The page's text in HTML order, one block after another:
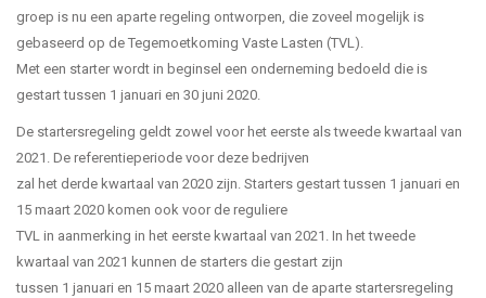
groep is nu een aparte regeling ontworpen, die zoveel mogelijk is
gebaseerd op de Tegemoetkoming Vaste Lasten (TVL).
Met een starter wordt in beginsel een onderneming bedoeld die is
gestart tussen 1 januari en 30 juni 2020.
De startersregeling geldt zowel voor het eerste als tweede kwartaal van
2021. De referentieperiode voor deze bedrijven
zal het derde kwartaal van 2020 zijn. Starters gestart tussen 1 januari en
15 maart 2020 komen ook voor de reguliere
TVL in aanmerking in het eerste kwartaal van 2021. In het tweede
kwartaal van 2021 kunnen de starters die gestart zijn
tussen 1 januari en 15 maart 2020 alleen van de aparte startersregeling